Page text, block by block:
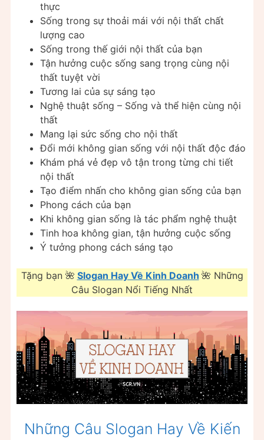
thực
Sống trong sự thoải mái với nội thất chất
lượng cao
Sống trong thế giới nội thất của bạn
Tận hưởng cuộc sống sang trọng cùng nội
thất tuyệt vời
Tương lai của sự sáng tạo
Nghệ thuật sống – Sống và thể hiện cùng nội
thất
Mang lại sức sống cho nội thất
Đổi mới không gian sống với nội thất độc đáo
Khám phá vẻ đẹp vô tận trong từng chi tiết
nội thất
Tạo điểm nhấn cho không gian sống của bạn
Phong cách của bạn
Khi không gian sống là tác phẩm nghệ thuật
Tinh hoa không gian, tận hưởng cuộc sống
Ý tưởng phong cách sáng tạo
Tặng bạn 🌺 Slogan Hay Về Kinh Doanh 🌺 Những
Câu Slogan Nổi Tiếng Nhất
Những Câu Slogan Hay Về Kiến